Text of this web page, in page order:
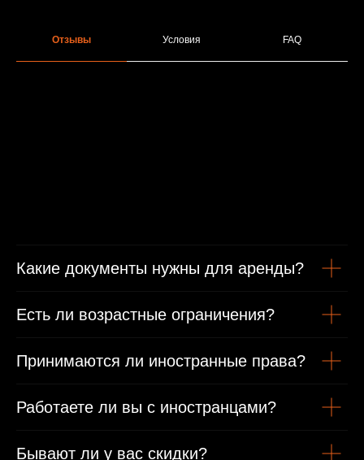
Отзывы Условия FAQ
Возраст от 21 года
Гражданам РФ
Гражданский паспорт
Водительское удостоверение
Какие документы нужны для аренды?
Есть ли возрастные ограничения?
Принимаются ли иностранные права?
Работаете ли вы с иностранцами?
Бывают ли у вас скидки?